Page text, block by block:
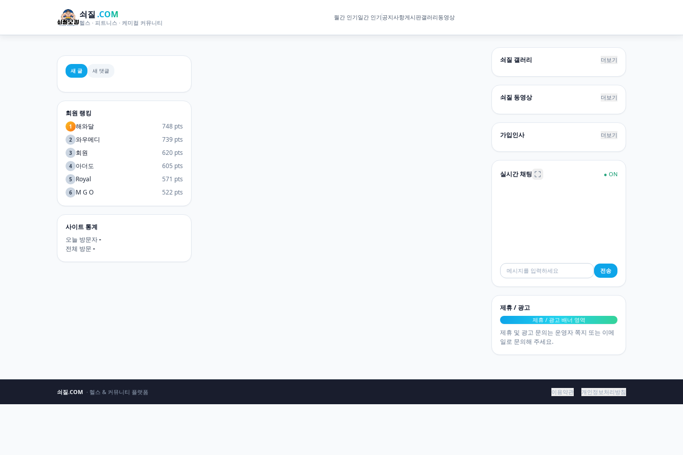
쇠질 .COM
헬스 · 피트니스 · 케미컬 커뮤니티
월간 인기일간 인기공지사항게시판갤러리동영상
새 글 새 댓글
회원 랭킹
1 해와달 748 pts
2 와우메디 739 pts
3 회원 620 pts
4 아더도 605 pts
5 Royal 571 pts
6 M G O 522 pts
사이트 통계
오늘 방문자-
전체 방문 -
쇠질 갤러리 더보기
쇠질 동영상 더보기
가입인사 더보기
실시간 채팅 ● ON
전송
제휴 / 광고
제휴 / 광고 배너 영역
제휴 및 광고 문의는 운영자 쪽지 또는 이메
일로 문의해 주세요.
쇠질.COM · 헬스 & 커뮤니티 플랫폼 이용약관 개인정보처리방침